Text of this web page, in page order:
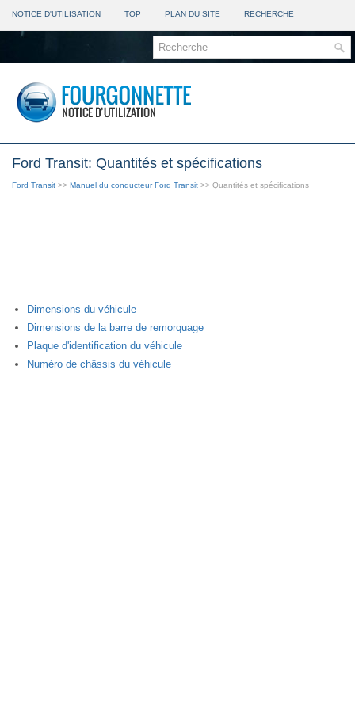
NOTICE D'UTILISATION TOP PLAN DU SITE RECHERCHE
Ford Transit: Quantités et spécifications
Ford Transit >> Manuel du conducteur Ford Transit >> Quantités et spécifications
Dimensions du véhicule
Dimensions de la barre de remorquage
Plaque d'identification du véhicule
Numéro de châssis du véhicule